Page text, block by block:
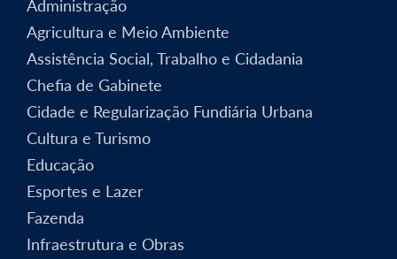
Administração
Agricultura e Meio Ambiente
Assistência Social, Trabalho e Cidadania
Chefia de Gabinete
Cidade e Regularização Fundiária Urbana
Cultura e Turismo
Educação
Esportes e Lazer
Fazenda
Infraestrutura e Obras